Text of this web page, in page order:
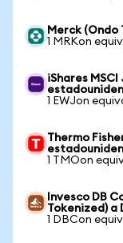
Merck
1 MRKon
iShares
1 EWJon
Thermo
1 TMOon
Invesco DB
Tokenized) a
1 DBCon